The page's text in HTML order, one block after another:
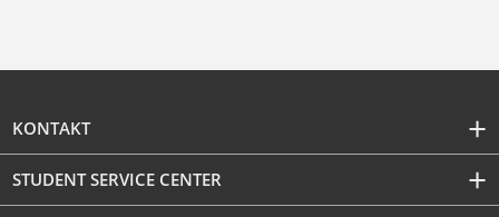
KONTAKT
STUDENT SERVICE CENTER